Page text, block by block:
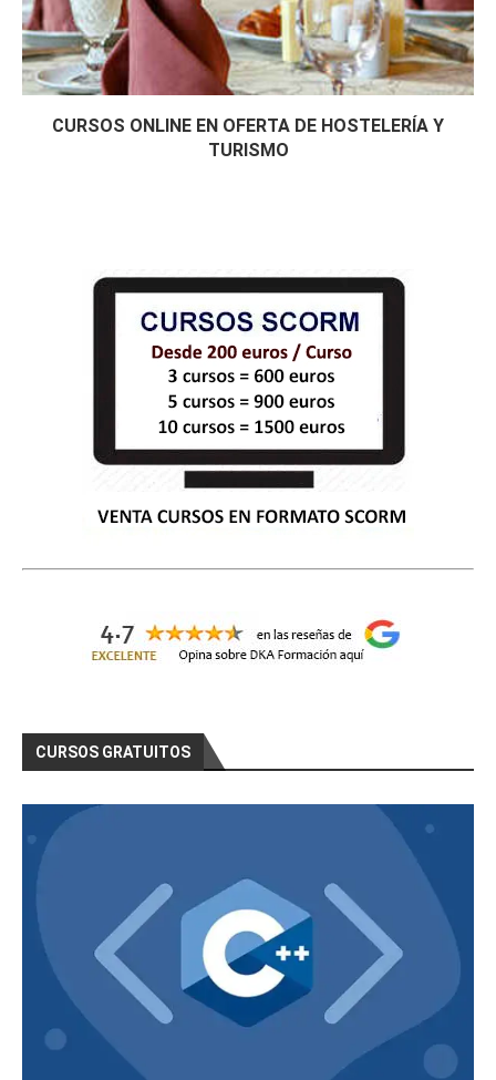
CURSOS ONLINE EN OFERTA DE HOSTELERÍA Y
TURISMO
CURSOS GRATUITOS